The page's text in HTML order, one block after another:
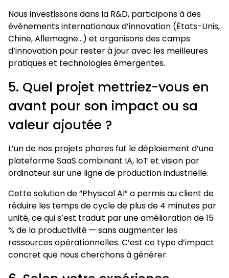
Nous investissons dans la R&D, participons à des
événements internationaux d’innovation (États-Unis,
Chine, Allemagne…) et organisons des camps
d’innovation pour rester à jour avec les meilleures
pratiques et technologies émergentes.
5. Quel projet mettriez-vous en
avant pour son impact ou sa
valeur ajoutée ?
L’un de nos projets phares fut le déploiement d’une
plateforme SaaS combinant IA, IoT et vision par
ordinateur sur une ligne de production industrielle.
Cette solution de “Physical AI” a permis au client de
réduire les temps de cycle de plus de 4 minutes par
unité, ce qui s’est traduit par une amélioration de 15
% de la productivité — sans augmenter les
ressources opérationnelles. C’est ce type d’impact
concret que nous cherchons à générer.